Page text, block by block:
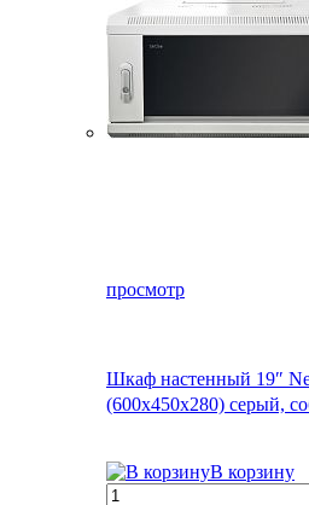
просмотр
Шкаф настенный 19″
(600x450x280) серый,
В корзину